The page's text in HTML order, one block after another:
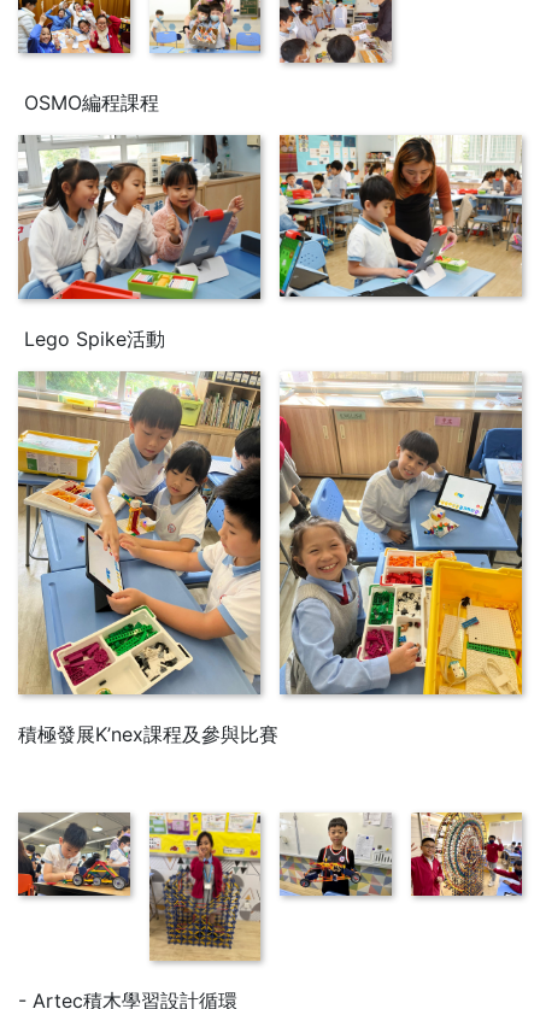
OSMO編程課程
Lego Spike活動
積極發展K’nex課程及參與比賽
- Artec積木學習設計循環